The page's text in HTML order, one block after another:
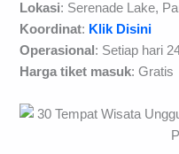
Lokasi: Serenade Lake,
Koordinat: Klik Disini
Operasional : Setiap hari
Harga tiket masuk: Gratis